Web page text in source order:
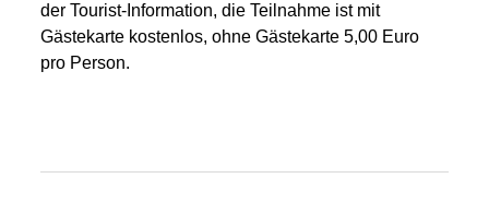
der Tourist-Information, die Teilnahme ist mit
Gästekarte kostenlos, ohne Gästekarte 5,00 Euro
pro Person.